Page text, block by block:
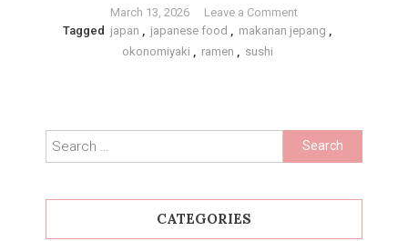
March 13, 2026 Leave a Commenton
Selain
Jepang
Dicoba!
Tagged japan japanese food makanan jepang
okonomiyaki
ramen sushi
Search
for:
CATEGORIES